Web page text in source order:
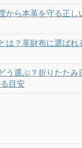
から本革を守る正し
は？革財布に選ばれ
う選ぶ？折りたたみ
目安